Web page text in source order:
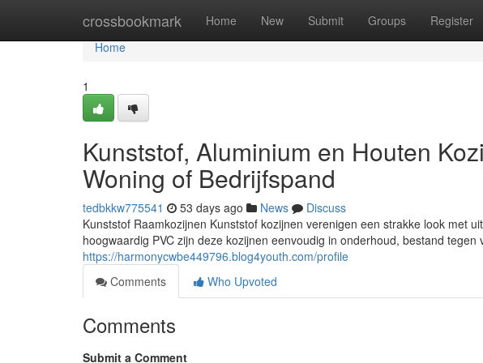
crossbookmark Home New Submit Groups Register
Home
Home
1
Kunststof, Aluminium en Houten
Woning of Bedrijfspand
tedbkkw775541 53 days ago News
Discuss
Kunststof Raamkozijnen Kunststof kozijnen verenigen een strakke look met
hoogwaardig PVC zijn deze kozijnen eenvoudig in onderhoud, bestand tegen
https://harmonycwbe449796.blog4youth.com/profile
Comments
Who Upvoted
Comments
Submit a Comment